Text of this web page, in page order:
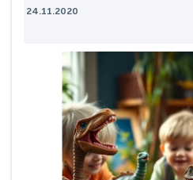
счастьем, особенно для
можно с легкостью найти
фактов:материал из которого
24.11.2020